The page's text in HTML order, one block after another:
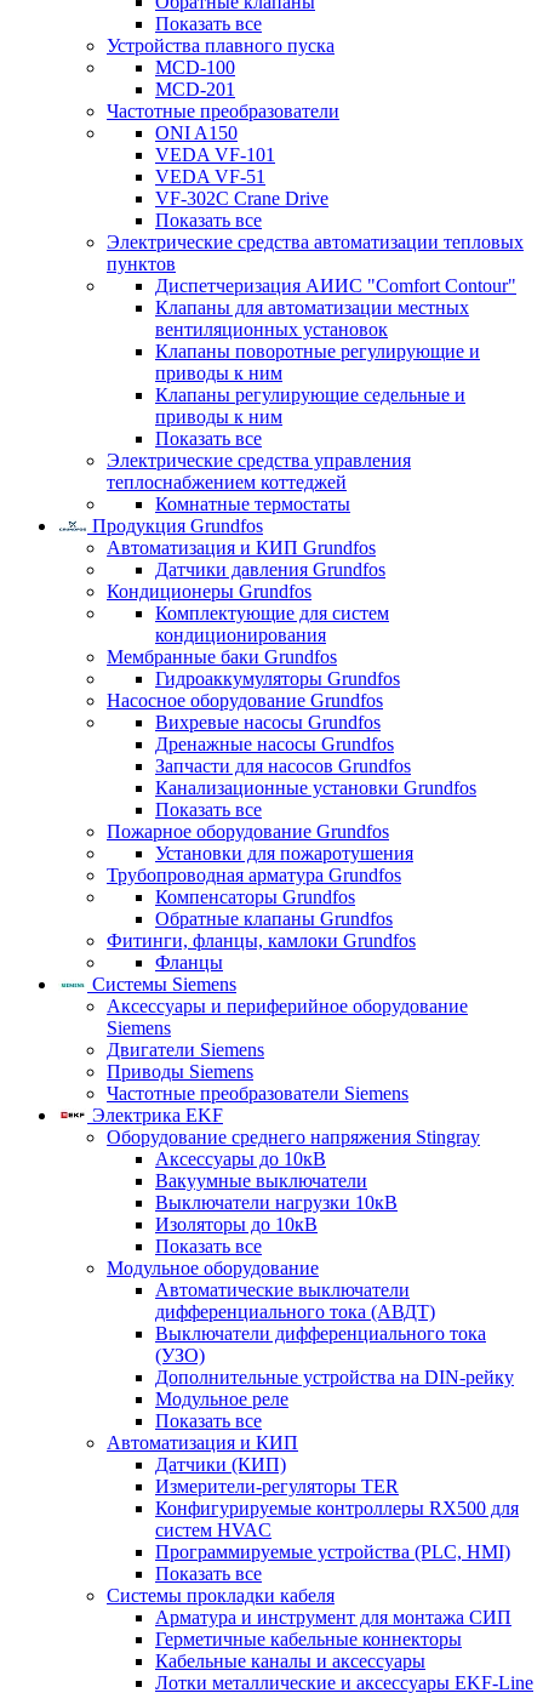
Показать все
Устройства плавного пуска
MCD-100
MCD-201
Частотные преобразователи
ONI A150
VEDA VF-101
VEDA VF-51
VF-302C Crane Drive
Показать все
Электрические средства автоматизации тепловых
пунктов
Диспетчеризация АИИС "Comfort Contour"
Клапаны для автоматизации местных
вентиляционных установок
Клапаны поворотные регулирующие и
приводы к ним
Клапаны регулирующие седельные и
приводы к ним
Показать все
Электрические средства управления
теплоснабжением коттеджей
Комнатные термостаты
Продукция Grundfos
Автоматизация и КИП Grundfos
Датчики давления Grundfos
Кондиционеры Grundfos
Комплектующие для систем
кондиционирования
Мембранные баки Grundfos
Гидроаккумуляторы Grundfos
Насосное оборудование Grundfos
Вихревые насосы Grundfos
Дренажные насосы Grundfos
Запчасти для насосов Grundfos
Канализационные установки Grundfos
Показать все
Пожарное оборудование Grundfos
Установки для пожаротушения
Трубопроводная арматура Grundfos
Компенсаторы Grundfos
Обратные клапаны Grundfos
Фитинги, фланцы, камлоки Grundfos
Фланцы
Системы Siemens
Аксессуары и периферийное оборудование
Siemens
Двигатели Siemens
Приводы Siemens
Частотные преобразователи Siemens
Электрика EKF
Оборудование среднего напряжения Stingray
Аксессуары до 10кВ
Вакуумные выключатели
Выключатели нагрузки 10кВ
Изоляторы до 10кВ
Показать все
Модульное оборудование
Автоматические выключатели
дифференциального тока (АВДТ)
Выключатели дифференциального тока
(УЗО)
Дополнительные устройства на DIN-рейку
Модульное реле
Показать все
Автоматизация и КИП
Датчики (КИП)
Измерители-регуляторы TER
Конфигурируемые контроллеры RX500 для
систем HVAC
Программируемые устройства (PLC, HMI)
Показать все
Системы прокладки кабеля
Арматура и инструмент для монтажа СИП
Герметичные кабельные коннекторы
Кабельные каналы и аксессуары
Лотки металлические и аксессуары EKF-Line